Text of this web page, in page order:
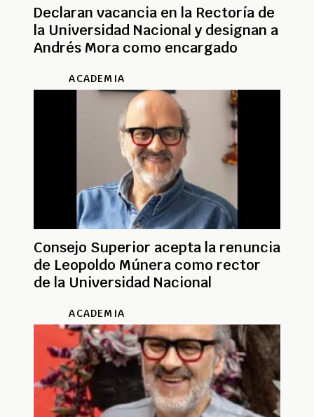
Declaran vacancia en la Rectoría de
la Universidad Nacional y designan a
Andrés Mora como encargado
ACADEMIA
Consejo Superior acepta la renuncia
de Leopoldo Múnera como rector
de la Universidad Nacional
ACADEMIA